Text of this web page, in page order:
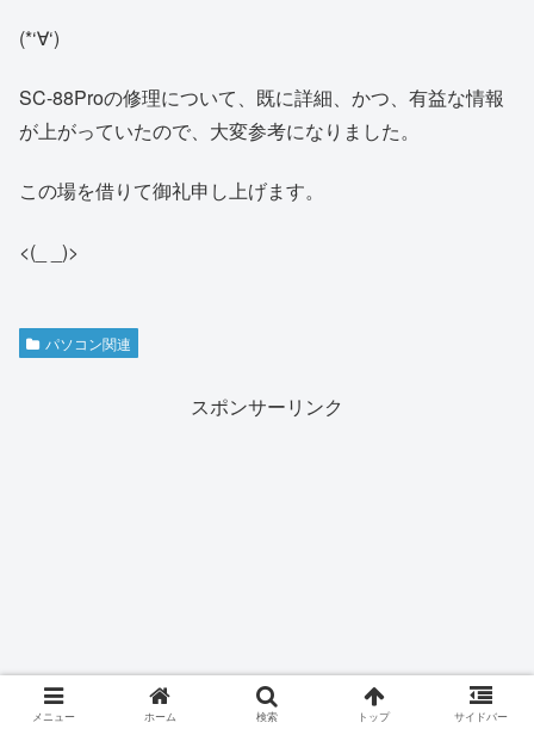
(*‘∀‘)
SC-88Proの修理について、既に詳細、かつ、有益な情報
が上がっていたので、大変参考になりました。
この場を借りて御礼申し上げます。
<(_ _)>
パソコン関連
スポンサーリンク
メニュー ホーム 検索 トップ サイドバー